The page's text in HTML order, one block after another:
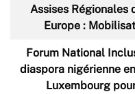
Assises Régionales
Europe :
Forum National
diaspora nigérienne
Luxembourg